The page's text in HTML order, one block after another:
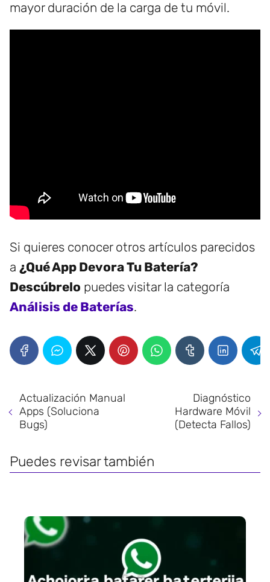
mayor duración de la carga de tu móvil.
Si quieres conocer otros artículos parecidos
a ¿Qué App Devora Tu Batería?
Descúbrelo puedes visitar la categoría
Análisis de Baterías.
Actualización Manual
Apps (Soluciona
Bugs)
Diagnóstico
Hardware Móvil
(Detecta Fallos)
Puedes revisar también